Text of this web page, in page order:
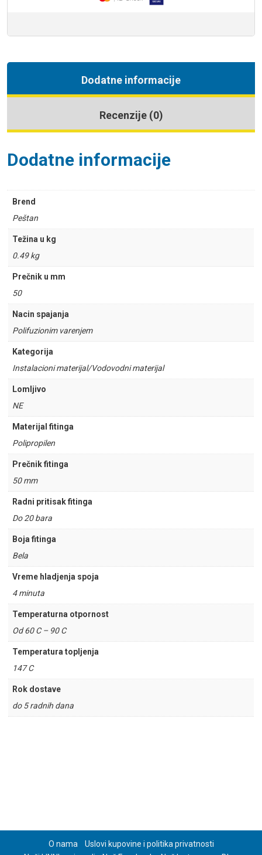
Dodatne informacije
Recenzije (0)
Dodatne informacije
Brend
Peštan
Težina u kg
0.49 kg
Prečnik u mm
50
Nacin spajanja
Polifuzionim varenjem
Kategorija
Instalacioni materijal/Vodovodni materijal
Lomljivo
NE
Materijal fitinga
Polipropilen
Prečnik fitinga
50 mm
Radni pritisak fitinga
Do 20 bara
Boja fitinga
Bela
Vreme hladjenja spoja
4 minuta
Temperaturna otpornost
Od 60 C – 90 C
Temperatura topljenja
147 C
Rok dostave
do 5 radnih dana
O nama
Uslovi kupovine i politika privatnosti